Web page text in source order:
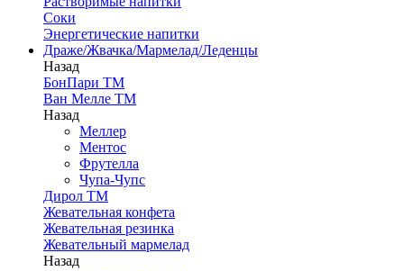
Соки
Энергетические напитки
Драже/Жвачка/Мармелад/Леденцы
Назад
БонПари ТМ
Ван Мелле ТМ
Назад
Меллер
Ментос
Фрутелла
Чупа-Чупс
Дирол ТМ
Жевательная конфета
Жевательная резинка
Жевательный мармелад
Назад